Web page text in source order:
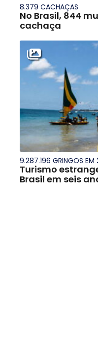
8.379 CACHAÇAS
No Brasil, 844
cachaça
9.287.196 GRINGOS EM
Turismo
Brasil em seis